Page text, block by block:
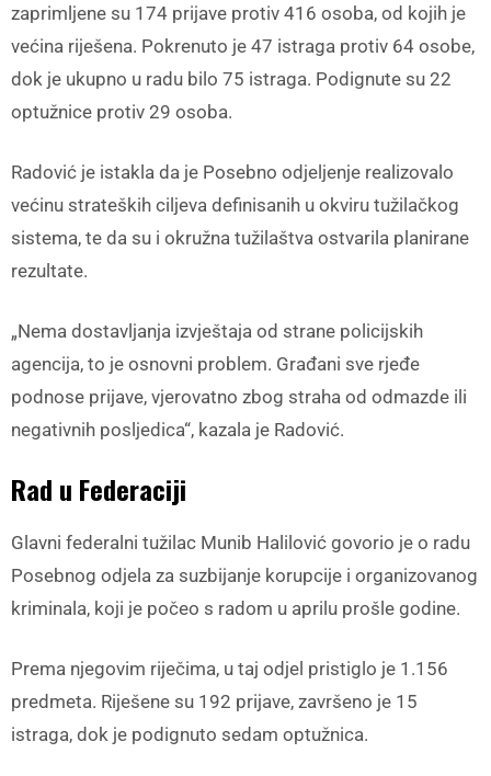
zaprimljene su 174 prijave protiv 416 osoba, od kojih je
većina riješena. Pokrenuto je 47 istraga protiv 64 osobe,
dok je ukupno u radu bilo 75 istraga. Podignute su 22
optužnice protiv 29 osoba.
Radović je istakla da je Posebno odjeljenje realizovalo
većinu strateških ciljeva definisanih u okviru tužilačkog
sistema, te da su i okružna tužilaštva ostvarila planirane
rezultate.
„Nema dostavljanja izvještaja od strane policijskih
agencija, to je osnovni problem. Građani sve rjeđe
podnose prijave, vjerovatno zbog straha od odmazde ili
negativnih posljedica“, kazala je Radović.
Rad u Federaciji
Glavni federalni tužilac Munib Halilović govorio je o radu
Posebnog odjela za suzbijanje korupcije i organizovanog
kriminala, koji je počeo s radom u aprilu prošle godine.
Prema njegovim riječima, u taj odjel pristiglo je 1.156
predmeta. Riješene su 192 prijave, završeno je 15
istraga, dok je podignuto sedam optužnica.